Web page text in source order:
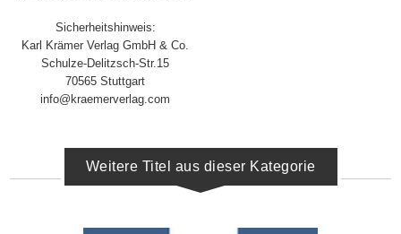
Sicherheitshinweis:
Karl Krämer Verlag GmbH & Co.
Schulze-Delitzsch-Str.15
70565 Stuttgart
info@kraemerverlag.com
Weitere Titel aus dieser Kategorie